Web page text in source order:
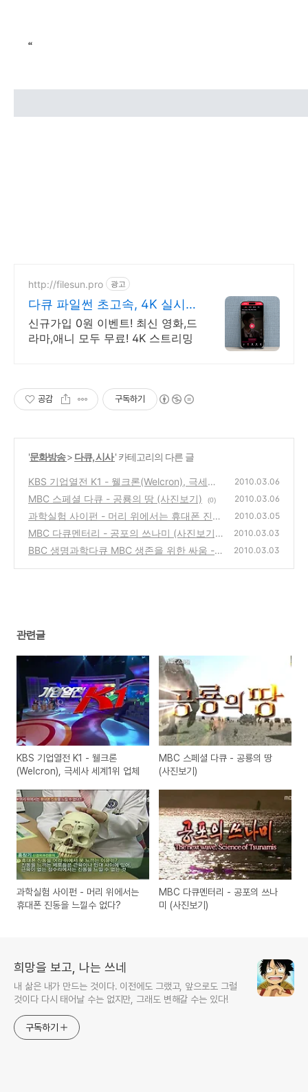
“
http://filesun.pro 광고
다큐 파일썬 초고속, 4K 실시
간 보기!
신규가입 0원 이벤트! 최신 영화,드
라마,애니 모두 무료! 4K 스트리밍
공감 구독하기
'문화방송> 다큐, 시사' 카테고리의 다른 글
KBS 기업열전 K1 - 웰크론(Welcron), 극세사
세계1위 업체
(0)
2010.03.06
MBC 스페셜 다큐 - 공룡의 땅 (사진보기) (0) 2010.03.06
과학실험 사이펀 - 머리 위에서는 휴대폰 진동
을 느낄수 없다?
2010.03.05
MBC 다큐멘터리 - 공포의 쓰나미 (사진보기)
(5)
2010.03.03
BBC 생명과학다큐 MBC 생존을 위한 싸움 -
2010.03.03
관련글
KBS 기업열전 K1 - 웰크론
(Welcron), 극세사 세계1위 업체
MBC 스페셜 다큐 - 공룡의 땅
(사진보기)
과학실험 사이펀 - 머리 위에서는
휴대폰 진동을 느낄수 없다?
MBC 다큐멘터리 - 공포의 쓰나
미 (사진보기)
희망을 보고, 나는 쓰네
내 삶은 내가 만드는 것이다. 이전에도 그랬고, 앞으로도 그럴
것이다 다시 태어날 수는 없지만, 그래도 변해갈 수는 있다!
구독하기